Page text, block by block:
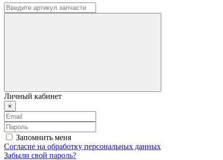
Личный кабинет
×
Запомнить меня
Согласие на обработку персональных данных
Забыли свой пароль?